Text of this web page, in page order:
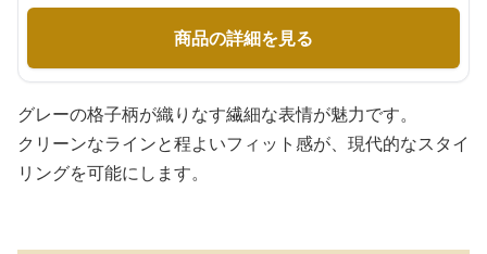
商品の詳細を見る
グレーの格子柄が織りなす繊細な表情が魅力です。
クリーンなラインと程よいフィット感が、現代的なスタイ
リングを可能にします。